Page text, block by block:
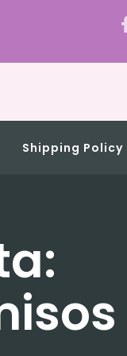
a
Shipping Policy